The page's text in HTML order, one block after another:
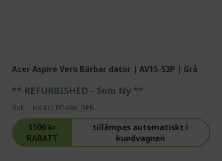
Acer Aspire Vero Bärbar dator | AV15-53P | Grå
** REFURBISHED - Som Ny **
Ref. NX.KLLED.006_RFB
1500 kr
RABATT
tillämpas automatiskt i
kundvagnen